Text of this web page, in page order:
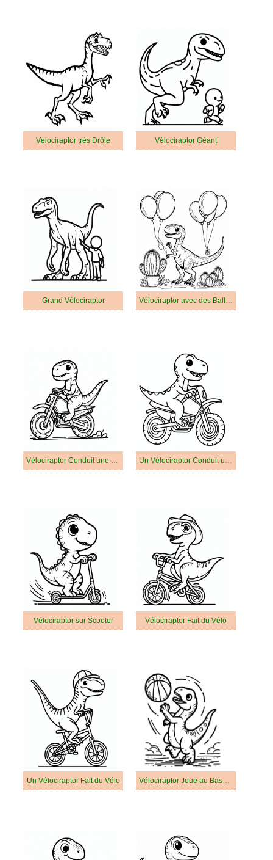
Vélociraptor très Drôle Vélociraptor Géant
Grand Vélociraptor Vélociraptor avec des Ballons
Vélociraptor Conduit une Moto Un Vélociraptor Conduit une Moto
Vélociraptor sur Scooter Vélociraptor Fait du Vélo
Un Vélociraptor Fait du Vélo Vélociraptor Joue au Basket-ball